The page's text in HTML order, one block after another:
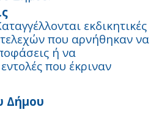
εκδικητικές
που αρνήθηκαν να
ή να
που έκριναν
Δήμου